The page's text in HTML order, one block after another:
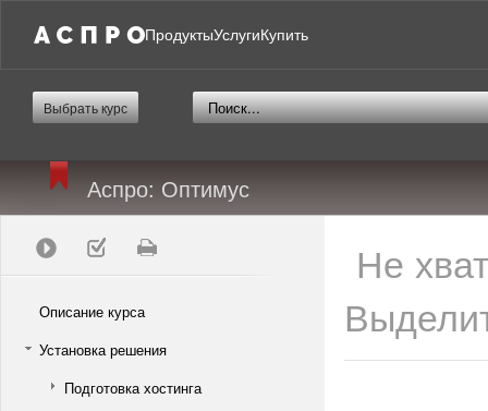
ПродуктыУслугиКупить
Выбрать курс
Аспро: Оптимус
Описание курса
Установка решения
Подготовка хостинга
Не